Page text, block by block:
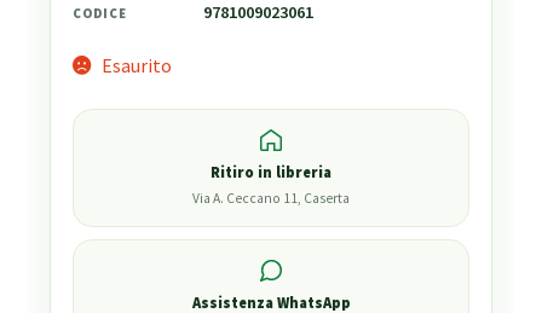
CODICE 9781009023061
Esaurito
Ritiro in libreria
Via A. Ceccano 11, Caserta
Assistenza WhatsApp